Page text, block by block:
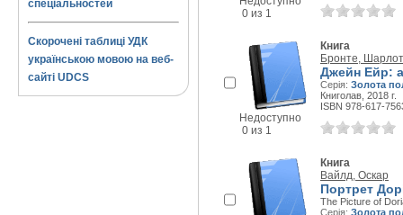
спеціальностей
Скорочені таблиці УДК
українською мовою на веб-
сайті UDCS
0 из 1
Недоступно
0 из 1
Книга
Бронте,
Джейн Ейр:
Серія: Золота
Книголав, 2018 г.
ISBN 978-617-
Книга
Вайлд, Оскар
Портрет
The Picture of
Серія: Золота